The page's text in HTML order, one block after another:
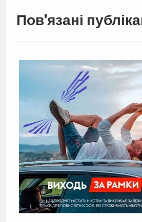
Пов'язані